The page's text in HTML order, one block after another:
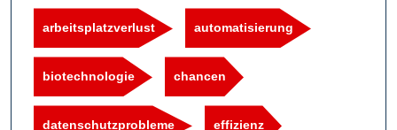
arbeitsplatzverlust automatisierung
biotechnologie chancen
datenschutzprobleme effizienz